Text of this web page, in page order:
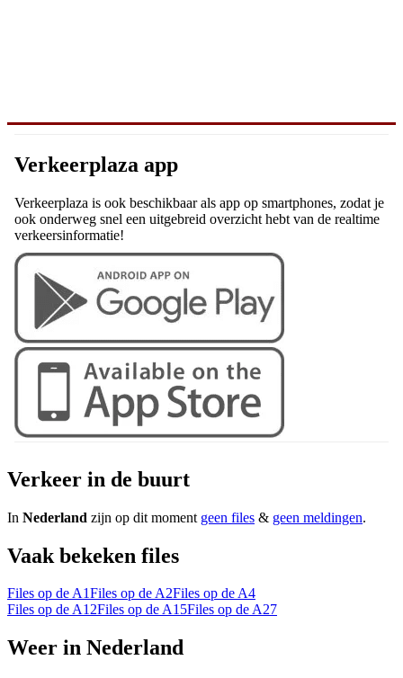
Verkeerplaza app
Verkeerplaza is ook beschikbaar als app op smartphones, zodat je
ook onderweg snel een uitgebreid overzicht hebt van de realtime
verkeersinformatie!
Verkeer in de buurt
In Nederland zijn op dit moment geen files & geen meldingen.
Vaak bekeken files
Files op de A1Files op de A2Files op de A4
Files op de A12Files op de A15Files op de A27
Weer in Nederland